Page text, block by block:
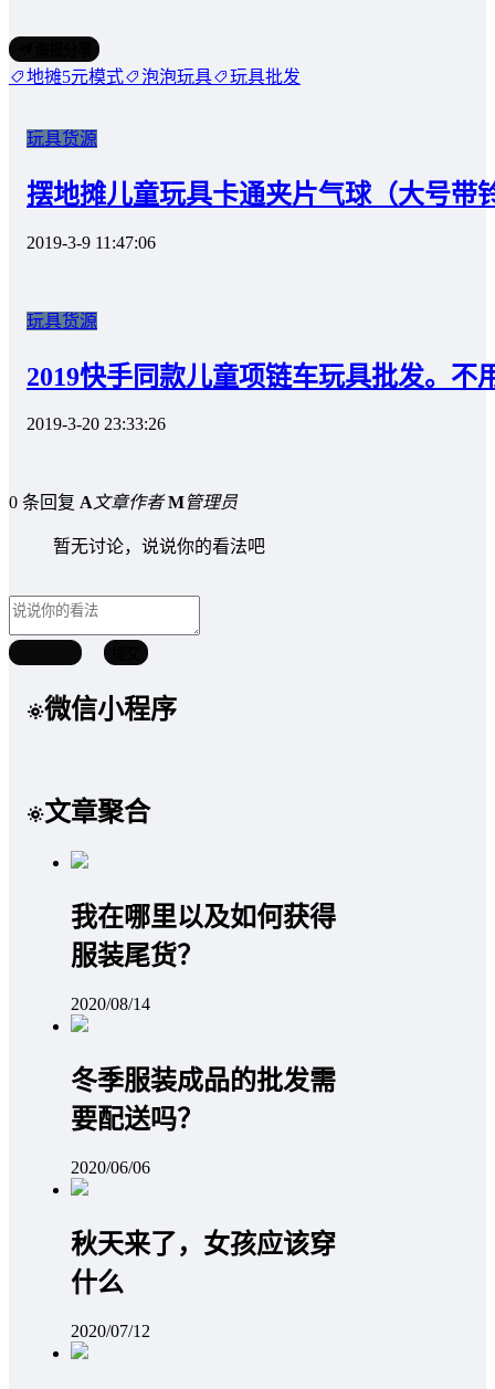
地摊5元模式 泡泡玩具 玩具批发
玩具货源
摆地摊儿童玩具卡通夹片气球（大号带
2019-3-9 11:47:06
玩具货源
2019快手同款儿童项链车玩具批发。不
2019-3-20 23:33:26
0 条回复 A文章作者 M管理员
暂无讨论，说说你的看法吧
微信小程序
文章聚合
我在哪里以及如何获得
服装尾货？
2020/08/14
冬季服装成品的批发需
要配送吗？
2020/06/06
秋天来了，女孩应该穿
什么
2020/07/12